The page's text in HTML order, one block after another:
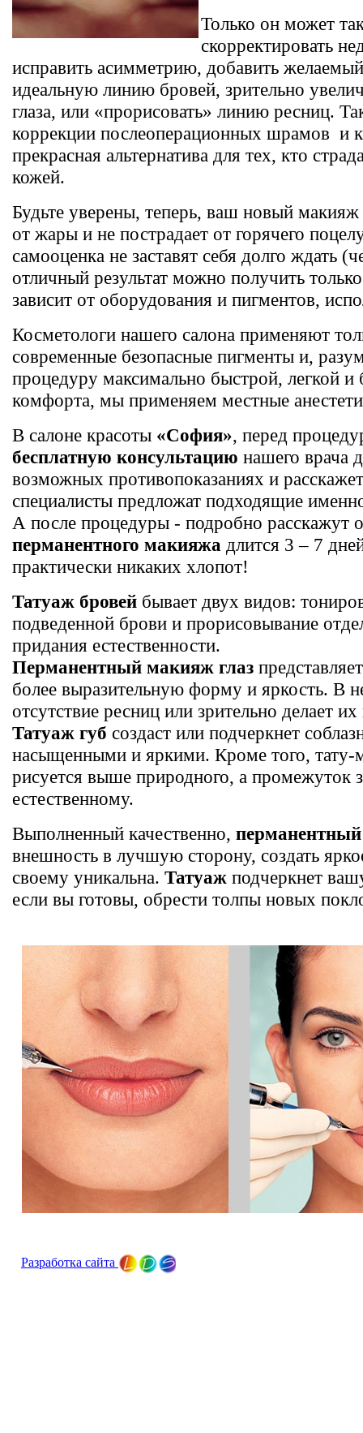
Только он может
скорректировать
исправить асимметрию, добавить
идеальную линию бровей, зрительно
глаза, или «прорисовать» линию ресниц.
коррекции послеоперационных шрамов и
прекрасная альтернатива для тех, кто
кожей.
Будьте уверены, теперь, ваш новый
от жары и не пострадает от горячего
самооценка не заставят себя долго ждать
отличный результат можно получить
зависит от оборудования и пигментов,
Косметологи нашего салона применяют
современные безопасные пигменты и,
процедуру максимально быстрой, легкой
комфорта, мы применяем местные
В салоне красоты «София», перед
бесплатную консультацию нашего врача
возможных противопоказаниях и
специалисты предложат подходящие
А после процедуры - подробно расскажут
перманентного макияжа длится 3 – 7
практически никаких хлопот!
Татуаж бровей бывает двух видов:
подведенной брови и прорисовывание
придания естественности.
Перманентный макияж глаз
более выразительную форму и яркость. В
отсутствие ресниц или зрительно делает
Татуаж губ создаст или подчеркнет
насыщенными и яркими. Кроме того, тату-
рисуется выше природного, а промежуток
естественному.
Выполненный качественно,
внешность в лучшую сторону, создать
своему уникальна. Татуаж подчеркнет
если вы готовы, обрести толпы новых
Разработка сайта